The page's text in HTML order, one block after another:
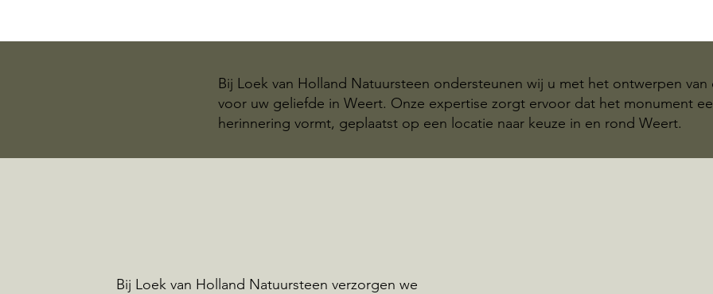
Bij Loek van Holland Natuursteen ondersteunen wij u met het ontwerpen
voor uw geliefde in Weert. Onze expertise zorgt ervoor dat het monument
herinnering vormt, geplaatst op een locatie naar keuze in en rond Weert.
Bij Loek van Holland Natuursteen verzorgen we